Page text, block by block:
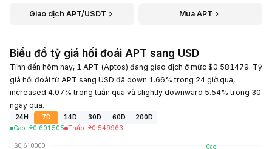
Giao dịch APT/USDT Mua APT
Biểu đồ tỷ giá hối đoái APT sang USD
Tính đến hôm nay, 1 APT (Aptos) đang giao dịch ở mức $0.581479. Tỷ
giá hối đoái từ APT sang USD đã down 1.66% trong 24 giờ qua,
increased 4.07% trong tuần qua và slightly downward 5.54% trong 30
ngày qua.
24H 7D 14D 30D 60D
200D
Cao: ₱0.601505 Thấp: ₱0.549963